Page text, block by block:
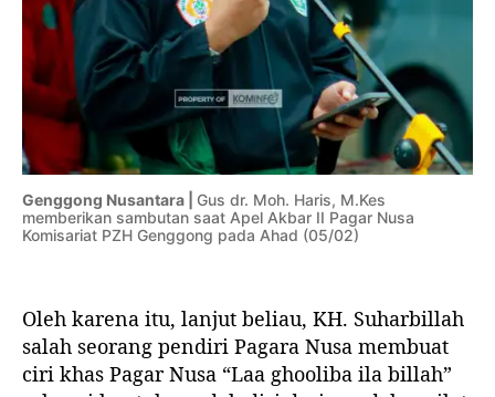
Genggong Nusantara | Gus dr. Moh. Haris, M.Kes
memberikan sambutan saat Apel Akbar II Pagar Nusa
Komisariat PZH Genggong pada Ahad (05/02)
Oleh karena itu, lanjut beliau, KH. Suharbillah
salah seorang pendiri Pagara Nusa membuat
ciri khas Pagar Nusa “Laa ghooliba ila billah”